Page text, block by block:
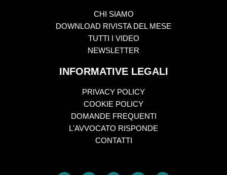
CHI SIAMO
DOWNLOAD RIVISTA DEL MESE
TUTTI I VIDEO
NEWSLETTER
INFORMATIVE LEGALI
PRIVACY POLICY
COOKIE POLICY
DOMANDE FREQUENTI
L'AVVOCATO RISPONDE
CONTATTI